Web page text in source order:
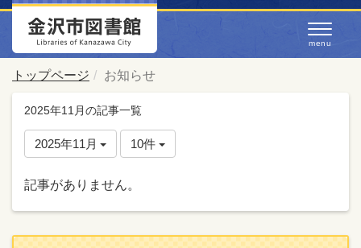
トップページ お知らせ
2025年11月の記事一覧
2025年11月 10件
記事がありません。